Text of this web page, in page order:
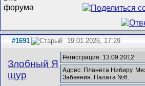
#1691 19.01.2026, 17:29
Злобный Я
щур
Регистрация: 13.09.2012
Адрес: Планета Нибиру.
Забвения. Палата №6.